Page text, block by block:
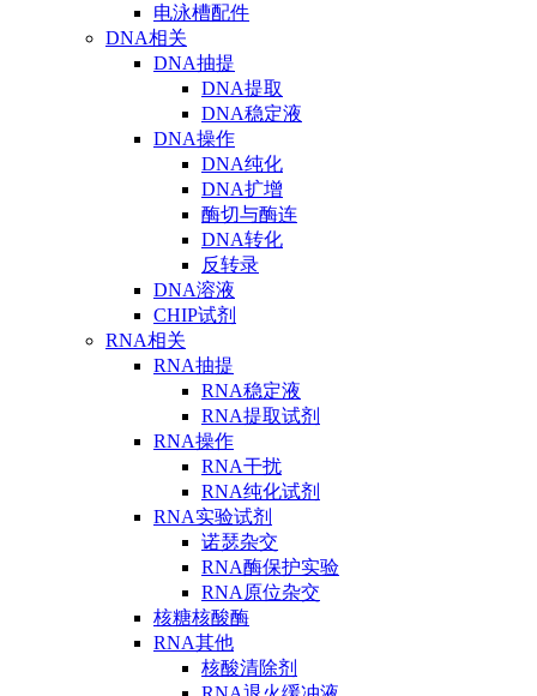
电泳槽配件
DNA相关
DNA抽提
DNA提取
DNA稳定液
DNA操作
DNA纯化
DNA扩增
酶切与酶连
DNA转化
反转录
DNA溶液
CHIP试剂
RNA相关
RNA抽提
RNA稳定液
RNA提取试剂
RNA操作
RNA干扰
RNA纯化试剂
RNA实验试剂
诺瑟杂交
RNA酶保护实验
RNA原位杂交
核糖核酸酶
RNA其他
核酸清除剂